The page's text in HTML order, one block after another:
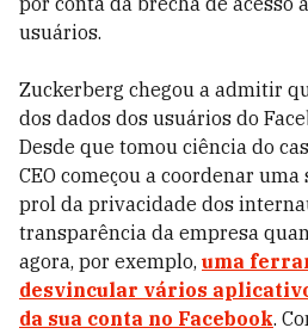
usuários.
Zuckerberg chegou a admitir
dos dados dos usuários do
Desde que tomou ciência do
CEO começou a coordenar
prol da privacidade dos
transparência da empresa
agora, por exemplo, uma
desvincular vários
da sua conta no Facebook.